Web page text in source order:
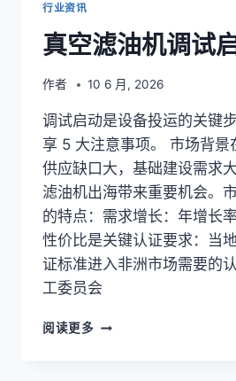
行业资讯
真空滤油机调试
作者 10 6 月, 2026
调试启动是设备投运的关键
享 5 大注意事项。 市场背景
供应缺口大，基础建设需求
滤油机出海带来重要机会。
的特点：需求增长：年增长率
性价比是关键认证要求：当
证标准进入非洲市场需要的
工委员会
阅读更多 真